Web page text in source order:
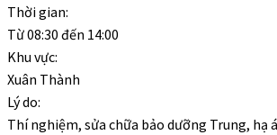
Thời gian:
Từ08:30 đến 14:00
Khu vực:
Xuân Thành
Lý do:
Thí nghiệm, sửa chữa bảo dưỡng Trung, hạ